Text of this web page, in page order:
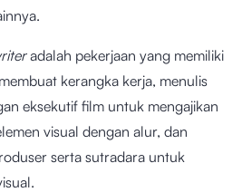
adalah pekerjaan yang memiliki
kerangka kerja, menulis
eksekutif film untuk mengajikan
visual dengan alur, dan
serta sutradara untuk